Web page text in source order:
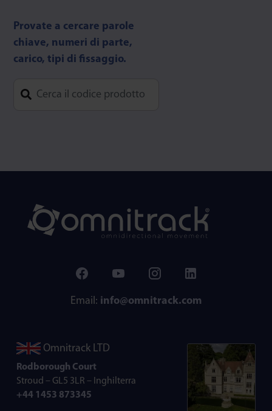
Provate a cercare parole
chiave, numeri di parte,
carico, tipi di fissaggio.
Email: info@omnitrack.com
Omnitrack LTD
Rodborough Court
Stroud – GL5 3LR – Inghilterra
+44 1453 873345